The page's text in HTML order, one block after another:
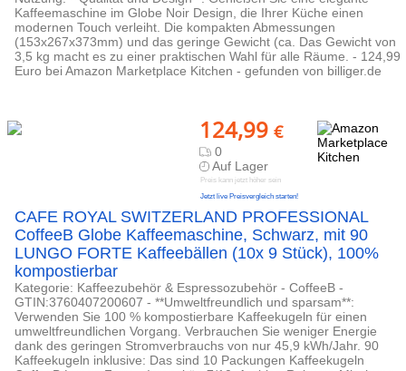
Kaffeemaschine im Globe Noir Design, die Ihrer Küche einen
modernen Touch verleiht. Die kompakten Abmessungen
(153x267x373mm) und das geringe Gewicht (ca. Das Gewicht von
3,5 kg macht es zu einer praktischen Wahl für alle Räume. - 124,99
Euro bei Amazon Marketplace Kitchen - gefunden von billiger.de
124,99 €
0
Auf Lager
Preis kann jetzt höher sein
Jetzt live Preisvergleich starten!
CAFE ROYAL SWITZERLAND PROFESSIONAL
CoffeeB Globe Kaffeemaschine, Schwarz, mit 90
LUNGO FORTE Kaffeebällen (10x 9 Stück), 100%
kompostierbar
Kategorie: Kaffeezubehör & Espressozubehör - CoffeeB -
GTIN:3760407200607 - **Umweltfreundlich und sparsam**:
Verwenden Sie 100 % kompostierbare Kaffeekugeln für einen
umweltfreundlichen Vorgang. Verbrauchen Sie weniger Energie
dank des geringen Stromverbrauchs von nur 45,9 kWh/Jahr. 90
Kaffeekugeln inklusive: Das sind 10 Packungen Kaffeekugeln